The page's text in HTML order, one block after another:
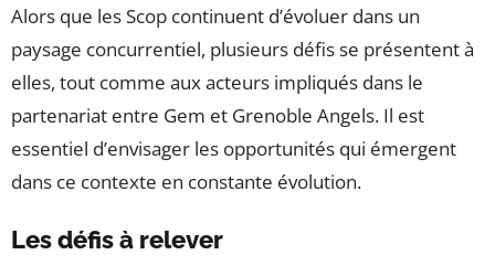
Alors que les Scop continuent d’évoluer dans un
paysage concurrentiel, plusieurs défis se présentent à
elles, tout comme aux acteurs impliqués dans le
partenariat entre Gem et Grenoble Angels. Il est
essentiel d’envisager les opportunités qui émergent
dans ce contexte en constante évolution.
Les défis à relever